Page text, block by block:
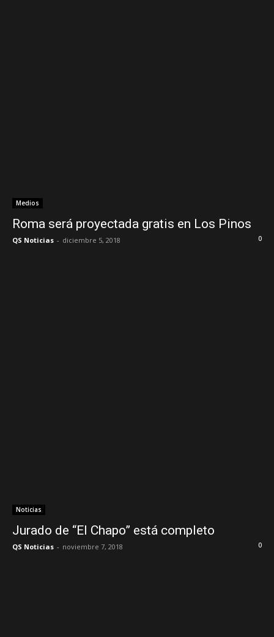
Medios
Roma será proyectada gratis en Los Pinos
QS Noticias - diciembre 5, 2018 0
Noticias
Jurado de “El Chapo” está completo
QS Noticias - noviembre 7, 2018 0